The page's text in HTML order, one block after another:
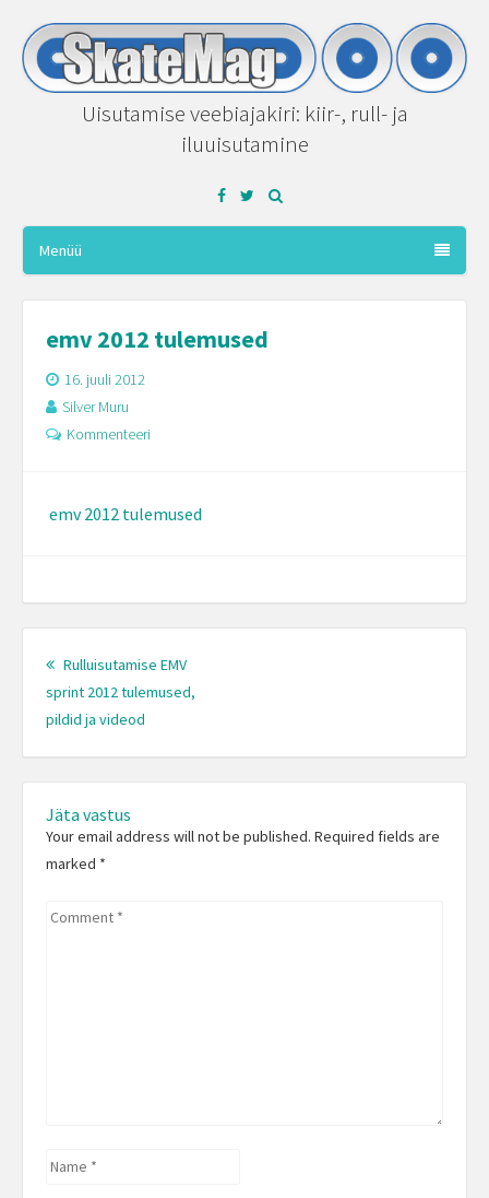
Uisutamise veebiajakiri: kiir-, rull- ja
iluuisutamine
Facebook
Twitter
Menüü
emv 2012 tulemused
16. juuli 2012
Silver Muru
Kommenteeri
emv 2012 tulemused
Post
navigation
Rulluisutamise EMV
sprint 2012 tulemused,
pildid ja videod
Jäta vastus
Your email address will not be published. Required fields are
marked *
Comment
Name